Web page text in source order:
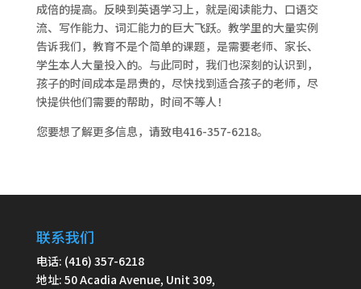
成倍的提高。反映到英语学习上，就是阅读能力、口语交
流、写作能力、词汇能力的巨大飞跃。教学里的大量实例
告诉我们，教育不是个简单的课题，是需要老师、家长、
学生本人大量投入的。与此同时，我们也深刻的认识到，
孩子的时间成本是昂贵的，尽快找到适合孩子的老师，尽
快提供他们需要的帮助，时间不等人！
您要想了解更多信息，请致电416-357-6218。
联系我们
电话: (416) 357-6218
地址: 50 Acadia Avenue, Unit 309,